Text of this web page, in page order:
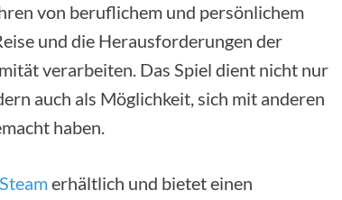
von beruflichem und persönlichem
und die Herausforderungen der
verarbeiten. Das Spiel dient nicht nur
auch als Möglichkeit, sich mit anderen
haben.
Steamerhältlich und bietet einen